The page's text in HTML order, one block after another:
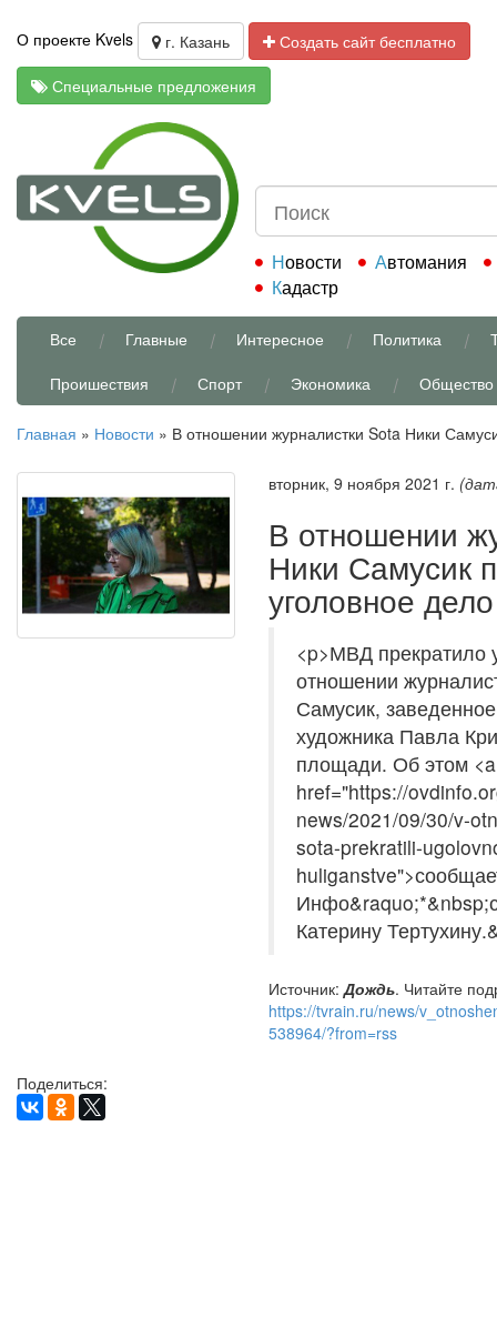
О проекте Kvels г. Казань
Создать сайт бесплатно
Специальные предложения
Новости
Автомания
Кадастр
Все Главные Интересное Политика
Проишествия
Спорт Экономика Общество
Главная » Новости » В отношении журналистки Sota Ники
вторник, 9 ноября 2021 г.
В отношении
Ники Самусик
уголовное дело
<p>МВД прекратило
отношении
Самусик,
художника Павла
площади. Об этом <a
href="https://
news/2021/09/30/v-
sota-prekratili-
Катерину
Источник:Дождь. Читайте
https://tvrain.ru/news/
538964/?from=rss
Поделиться: